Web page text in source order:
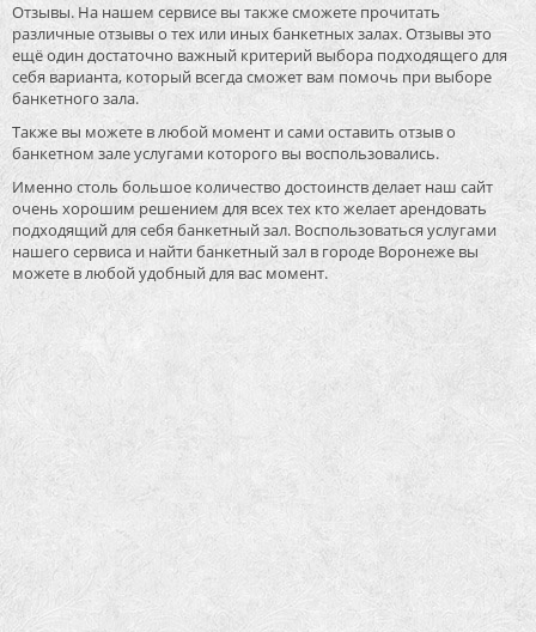
Отзывы. На нашем сервисе вы также сможете прочитать
различные отзывы о тех или иных банкетных залах. Отзывы это
ещё один достаточно важный критерий выбора подходящего для
себя варианта, который всегда сможет вам помочь при выборе
банкетного зала.
Также вы можете в любой момент и сами оставить отзыв о
банкетном зале услугами которого вы воспользовались.
Именно столь большое количество достоинств делает наш сайт
очень хорошим решением для всех тех кто желает арендовать
подходящий для себя банкетный зал. Воспользоваться услугами
нашего сервиса и найти банкетный зал в городе Воронеже вы
можете в любой удобный для вас момент.